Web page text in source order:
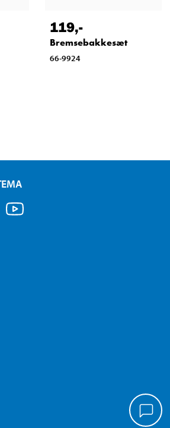
119,-
Bremsebakkesæt
66-9924